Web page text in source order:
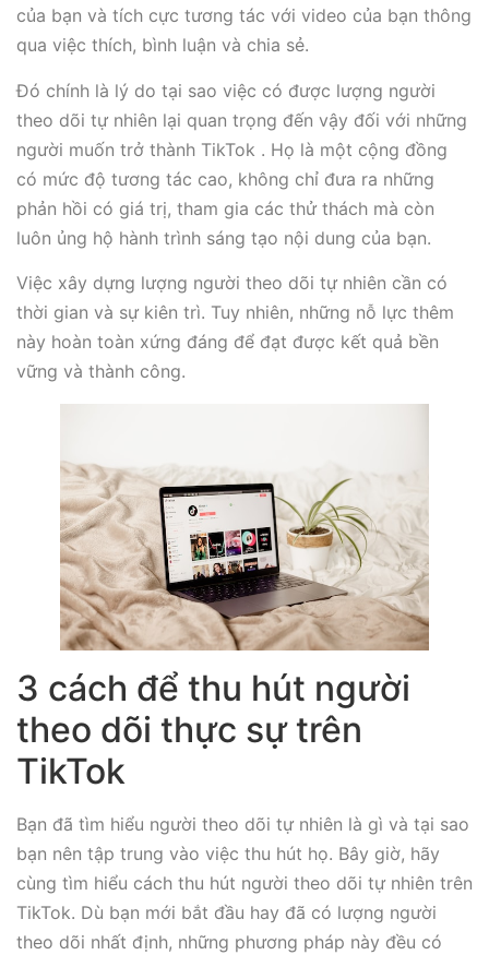
của bạn và tích cực tương tác với video của bạn thông
qua việc thích, bình luận và chia sẻ.
Đó chính là lý do tại sao việc có được lượng người
theo dõi tự nhiên lại quan trọng đến vậy đối với những
người muốn trở thành TikTok . Họ là một cộng đồng
có mức độ tương tác cao, không chỉ đưa ra những
phản hồi có giá trị, tham gia các thử thách mà còn
luôn ủng hộ hành trình sáng tạo nội dung của bạn.
Việc xây dựng lượng người theo dõi tự nhiên cần có
thời gian và sự kiên trì. Tuy nhiên, những nỗ lực thêm
này hoàn toàn xứng đáng để đạt được kết quả bền
vững và thành công.
3 cách để thu hút người
theo dõi thực sự trên
TikTok
Bạn đã tìm hiểu người theo dõi tự nhiên là gì và tại sao
bạn nên tập trung vào việc thu hút họ. Bây giờ, hãy
cùng tìm hiểu cách thu hút người theo dõi tự nhiên trên
TikTok. Dù bạn mới bắt đầu hay đã có lượng người
theo dõi nhất định, những phương pháp này đều có